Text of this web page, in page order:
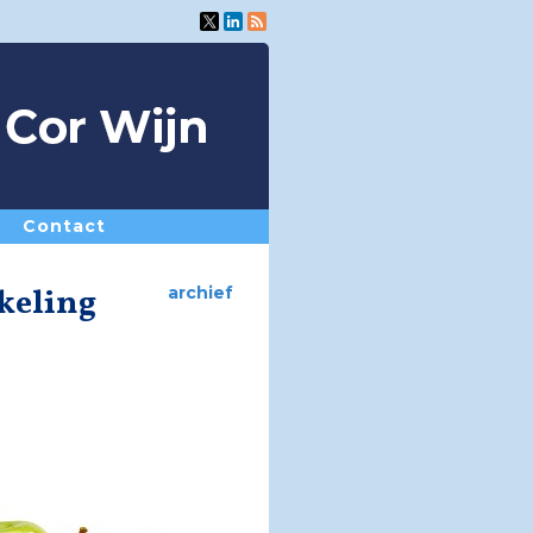
Contact
archief